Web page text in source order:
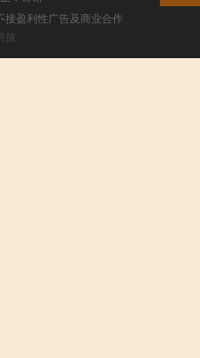
盈利性广告及商业合作
孩